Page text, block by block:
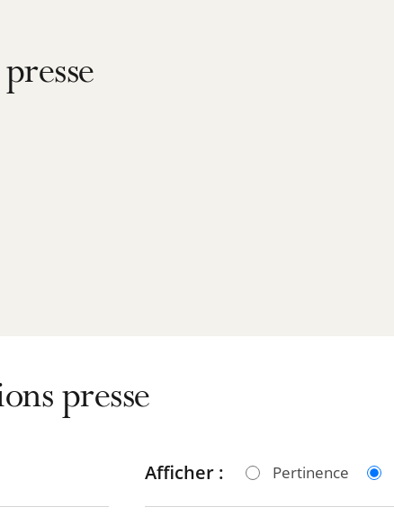
presse
Afficher : Pertinence